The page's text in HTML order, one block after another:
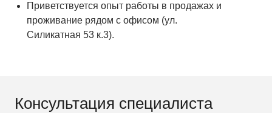
Приветствуется опыт работы в продажах и
проживание рядом с офисом (ул.
Силикатная 53 к.3).
Консультация специалиста